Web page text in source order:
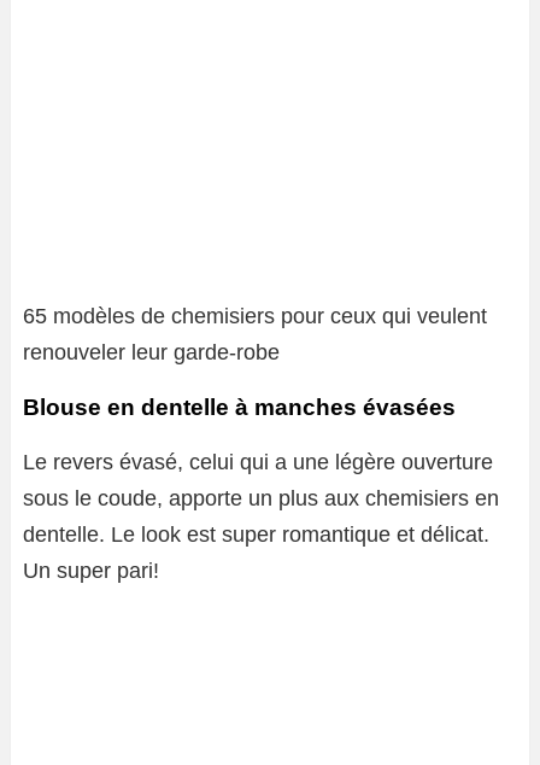
65 modèles de chemisiers pour ceux qui veulent
renouveler leur garde-robe
Blouse en dentelle à manches évasées
Le revers évasé, celui qui a une légère ouverture
sous le coude, apporte un plus aux chemisiers en
dentelle. Le look est super romantique et délicat.
Un super pari!